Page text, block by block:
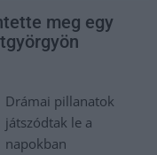
meg egy
Drámai pillanatok
játszódtak le a
napokban